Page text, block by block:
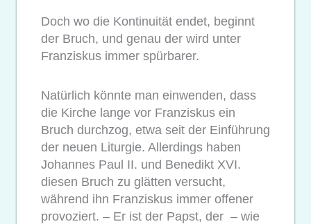
Doch wo die Kontinuität endet, beginnt
der Bruch, und genau der wird unter
Franziskus immer spürbarer.
Natürlich könnte man einwenden, dass
die Kirche lange vor Franziskus ein
Bruch durchzog, etwa seit der Einführung
der neuen Liturgie. Allerdings haben
Johannes Paul II. und Benedikt XVI.
diesen Bruch zu glätten versucht,
während ihn Franziskus immer offener
provoziert. – Er ist der Papst, der – wie